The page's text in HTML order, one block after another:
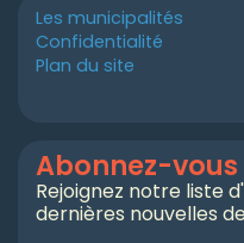
Les municipalités
Confidentialité
Plan du site
Abonnez-
Rejoignez notre liste
dernières nouvelles